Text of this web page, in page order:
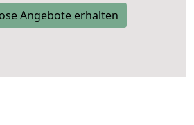
Angebote erhalten